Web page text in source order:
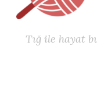
Tığ ile hayat